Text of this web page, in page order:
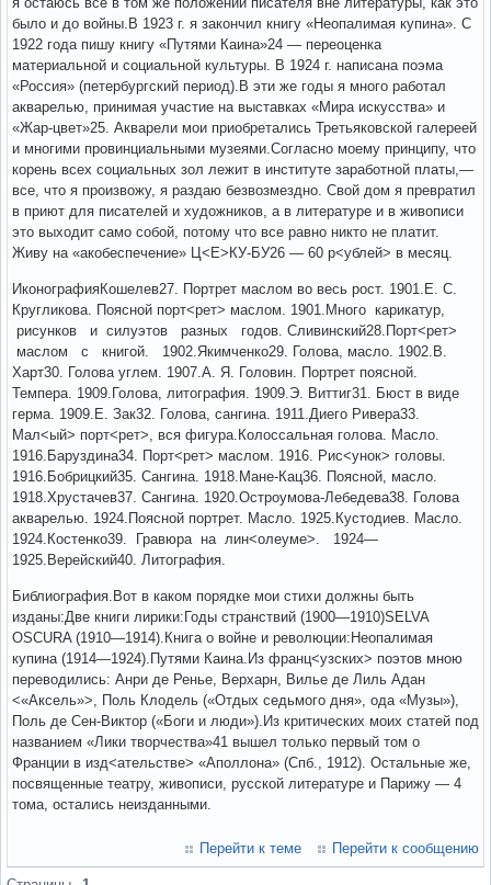
было и до войны.В 1923 г. я закончил книгу «Неопалимая купина». С
1922 года пишу книгу «Путями Каина»24 — переоценка
материальной и социальной культуры. В 1924 г. написана поэма
«Россия» (петербургский период).В эти же годы я много работал
акварелью, принимая участие на выставках «Мира искусства» и
«Жар-цвет»25. Акварели мои приобретались Третьяковской галереей
и многими провинциальными музеями.Согласно моему принципу, что
корень всех социальных зол лежит в институте заработной платы,—
все, что я произвожу, я раздаю безвозмездно. Свой дом я превратил
в приют для писателей и художников, а в литературе и в живописи
это выходит само собой, потому что все равно никто не платит.
Живу на «акобеспечение» Ц<Е>КУ-БУ26 — 60 р<ублей> в месяц.
ИконографияКошелев27. Портрет маслом во весь рост. 1901.Е. С.
Кругликова. Поясной порт<рет> маслом. 1901.Много карикатур,
рисунков и силуэтов разных годов. Сливинский28.Порт<рет>
маслом с книгой. 1902.Якимченко29. Голова, масло. 1902.В.
Харт30. Голова углем. 1907.А. Я. Головин. Портрет поясной.
Темпера. 1909.Голова, литография. 1909.Э. Виттиг31. Бюст в виде
герма. 1909.Е. Зак32. Голова, сангина. 1911.Диего Ривера33.
Мал<ый> порт<рет>, вся фигура.Колоссальная голова. Масло.
1916.Баруздина34. Порт<рет> маслом. 1916. Рис<унок> головы.
1916.Бобрицкий35. Сангина. 1918.Мане-Кац36. Поясной, масло.
1918.Хрустачев37. Сангина. 1920.Остроумова-Лебедева38. Голова
акварелью. 1924.Поясной портрет. Масло. 1925.Кустодиев. Масло.
1924.Костенко39. Гравюра на лин<олеуме>. 1924—
1925.Верейский40. Литография.
Библиография.Вот в каком порядке мои стихи должны быть
изданы:Две книги лирики:Годы странствий (1900—1910)SELVA
OSCURA (1910—1914).Книга о войне и революции:Неопалимая
купина (1914—1924).Путями Каина.Из франц<узских> поэтов мною
переводились: Анри де Ренье, Верхарн, Вилье де Лиль Адан
<«Аксель»>, Поль Клодель («Отдых седьмого дня», ода «Музы»),
Поль де Сен-Виктор («Боги и люди»).Из критических моих статей под
названием «Лики творчества»41 вышел только первый том о
Франции в изд<ательстве> «Аполлона» (Спб., 1912). Остальные же,
посвященные театру, живописи, русской литературе и Парижу — 4
тома, остались неизданными.
Перейти к теме Перейти к сообщению